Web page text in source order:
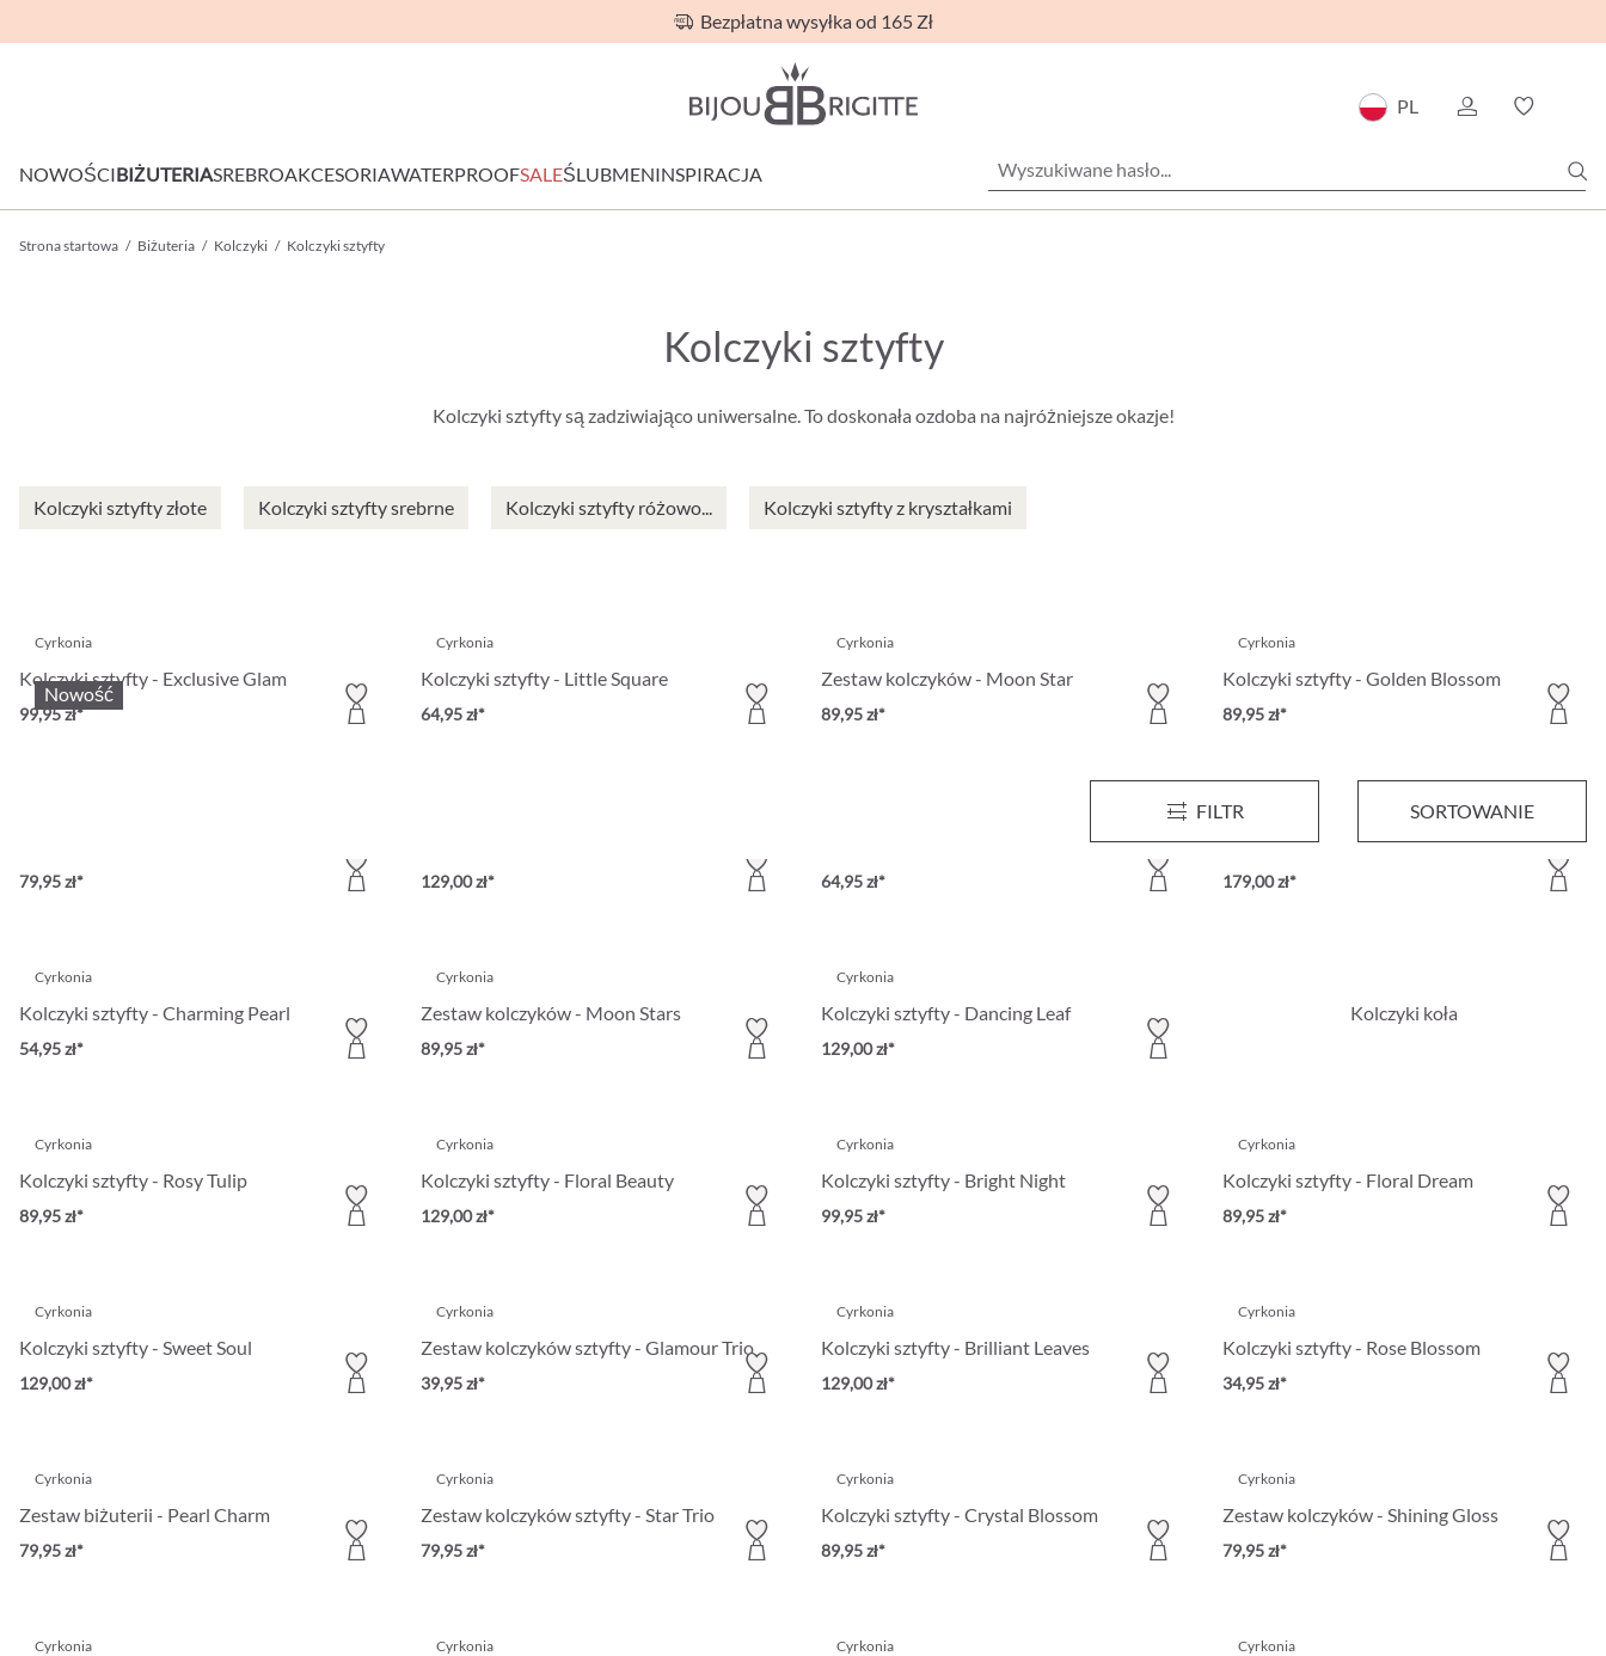
Bezpłatna wysyłka od 165 Zł
PL
NOWOŚCIBIŻUTERIASREBROAKCESORIAWATERPROOFSALEŚLUBMENINSPIRACJA
Strona startowa / Biżuteria / Kolczyki / Kolczyki sztyfty
Kolczyki sztyfty
Kolczyki sztyfty są zadziwiająco uniwersalne. To doskonała ozdoba na najróżniejsze okazje!
Kolczyki sztyfty złote Kolczyki sztyfty srebrne Kolczyki sztyfty różowo... Kolczyki sztyfty z kryształkami
FILTR SORTOWANIE
Nowość
Cyrkonia
Kolczyki sztyfty - Exclusive Glam
99,95 zł*
Cyrkonia
Kolczyki sztyfty - Little Square
64,95 zł*
Cyrkonia
Zestaw kolczyków - Moon Star
89,95 zł*
Cyrkonia
Kolczyki sztyfty - Golden Blossom
89,95 zł*
79,95 zł* 129,00 zł*
Zestaw kolczyków sztyfty - Evil Eye
64,95 zł*
Cyrkonia
Zestaw kolczyków sztyfty - Golden Spark
179,00 zł*
Cyrkonia
Kolczyki sztyfty - Charming Pearl
54,95 zł*
Cyrkonia
Zestaw kolczyków - Moon Stars
89,95 zł*
Cyrkonia
Kolczyki sztyfty - Dancing Leaf
129,00 zł*
Kolczyki koła
Cyrkonia
Kolczyki sztyfty - Rosy Tulip
89,95 zł*
Cyrkonia
Kolczyki sztyfty - Floral Beauty
129,00 zł*
Cyrkonia
Kolczyki sztyfty - Bright Night
99,95 zł*
Cyrkonia
Kolczyki sztyfty - Floral Dream
89,95 zł*
Cyrkonia
Kolczyki sztyfty - Sweet Soul
129,00 zł*
Cyrkonia
Zestaw kolczyków sztyfty - Glamour Trio
39,95 zł*
Cyrkonia
Kolczyki sztyfty - Brilliant Leaves
129,00 zł*
Cyrkonia
Kolczyki sztyfty - Rose Blossom
34,95 zł*
Cyrkonia
Zestaw biżuterii - Pearl Charm
79,95 zł*
Cyrkonia
Zestaw kolczyków sztyfty - Star Trio
79,95 zł*
Cyrkonia
Kolczyki sztyfty - Crystal Blossom
89,95 zł*
Cyrkonia
Zestaw kolczyków - Shining Gloss
79,95 zł*
Cyrkonia Cyrkonia Cyrkonia Cyrkonia